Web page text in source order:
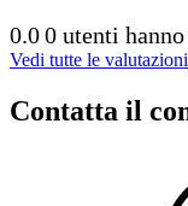
0.00 utenti
Vedi tutte le valutazioni
Contatta il